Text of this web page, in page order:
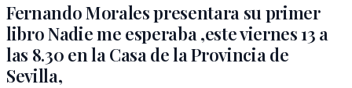
Fernando Morales presentara su primer
libro Nadie me esperaba ,este viernes 13 a
las 8.30 en la Casa de la Provincia de
Sevilla,